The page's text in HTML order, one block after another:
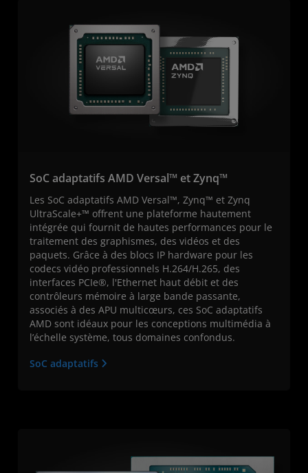
SoC adaptatifs AMD Versal™ et Zynq™
Les SoC adaptatifs AMD Versal™, Zynq™ et Zynq
UltraScale+™ offrent une plateforme hautement
intégrée qui fournit de hautes performances pour le
traitement des graphismes, des vidéos et des
paquets. Grâce à des blocs IP hardware pour les
codecs vidéo professionnels H.264/H.265, des
interfaces PCIe®, l'Ethernet haut débit et des
contrôleurs mémoire à large bande passante,
associés à des APU multicœurs, ces SoC adaptatifs
AMD sont idéaux pour les conceptions multimédia à
l’échelle système, tous domaines confondus.
SoC adaptatifs